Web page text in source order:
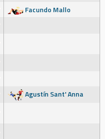
Facundo Mallo
Agustín Sant' Anna